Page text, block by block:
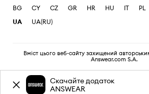
BG CY CZ GR HR HU IT PL
UA
UA(RU)
Вміст цього веб-сайту захищений
Answear.com S.A.
Скачайте додаток
ANSWEAR